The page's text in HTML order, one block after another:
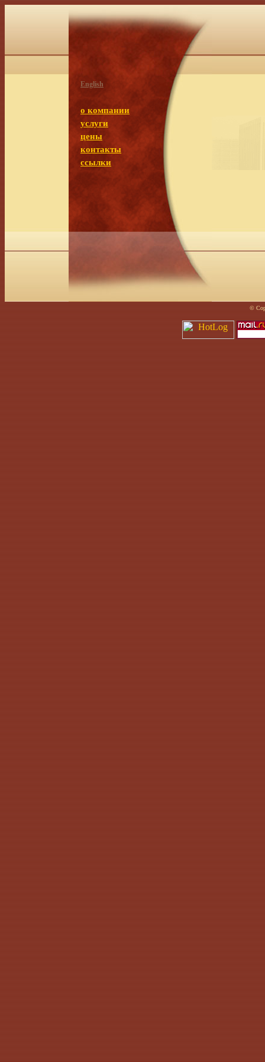
English
о компании
услуги
цены
контакты
ссылки
©